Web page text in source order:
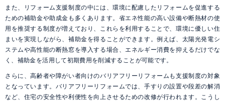
また、リフォーム支援制度の中には、環境に配慮したリフォームを促進する
ための補助金や助成金も多くあります。省エネ性能の高い設備や断熱材の使
用を推奨する制度が増えており、これらを利用することで、環境に優しい住
まいを実現しながら、補助金を得ることができます。例えば、太陽光発電シ
ステムや高性能の断熱窓を導入する場合、エネルギー消費を抑えるだけでな
く、補助金を活用して初期費用を削減することが可能です。
さらに、高齢者や障がい者向けのバリアフリーリフォームも支援制度の対象
となっています。バリアフリーリフォームでは、手すりの設置や段差の解消
など、住宅の安全性や利便性を向上させるための改修が行われます。こうし